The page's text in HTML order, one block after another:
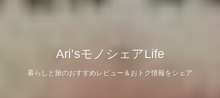
Ari’sモノシェアLife
暮らしと旅のおすすめレビュー＆おトク情報をシェア